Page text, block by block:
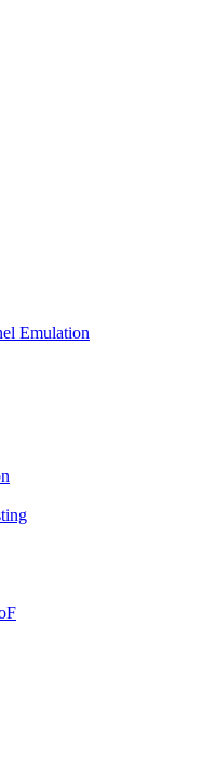
Emulation